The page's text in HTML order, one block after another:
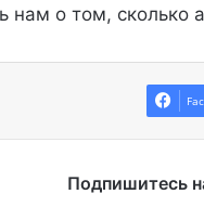
нам о том, сколько
Подпишитесь